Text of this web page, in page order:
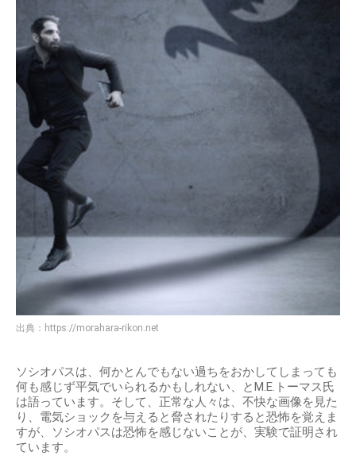
出典： https://morahara-rikon.net
ソシオパスは、何かとんでもない過ちをおかしてしまっても
何も感じず平気でいられるかもしれない、とM.E.トーマス氏
は語っています。そして、正常な人々は、不快な画像を見た
り、電気ショックを与えると脅されたりすると恐怖を覚えま
すが、ソシオパスは恐怖を感じないことが、実験で証明され
ています。